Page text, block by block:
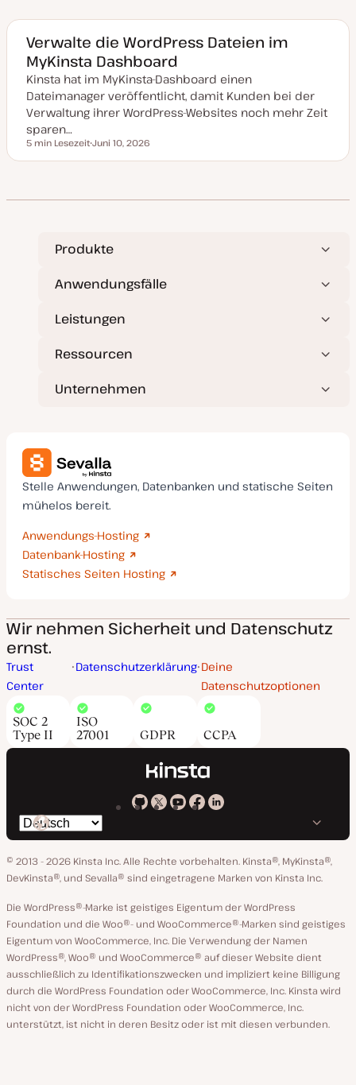
k
t
u
a
i
s
r
t
Verwalte die WordPress Dateien im
MyKinsta Dashboard
Kinsta hat im MyKinsta-Dashboard einen
Dateimanager veröffentlicht, damit Kunden bei der
Verwaltung ihrer WordPress-Websites noch mehr Zeit
sparen…
Lesezeit
5 min Lesezeit
a
a
a
l
i
t
Juni 10, 2026
Produkte
Anwendungsfälle
Leistungen
Ressourcen
Unternehmen
Stelle Anwendungen, Datenbanken und statische Seiten
mühelos bereit.
Anwendungs-Hosting
Datenbank-Hosting
Statisches Seiten Hosting
Wir nehmen Sicherheit und Datenschutz
ernst.
Trust
Center
Datenschutzerklärung Deine
Datenschutzoptionen
SOC 2
Type II
ISO
27001
GDPR CCPA
Kinsta
GitHub
Kinsta
X
Kinsta
YouTube
Kinsta
Facebook
Kinsta
LinkedIn
Spräche
ändern
© 2013 - 2026 Kinsta Inc. Alle Rechte vorbehalten. Kinsta®, MyKinsta®,
DevKinsta®, und Sevalla® sind eingetragene Marken von Kinsta Inc.
Die WordPress®-Marke ist geistiges Eigentum der WordPress
Foundation und die Woo®- und WooCommerce®-Marken sind geistiges
Eigentum von WooCommerce, Inc. Die Verwendung der Namen
WordPress®, Woo® und WooCommerce® auf dieser Website dient
ausschließlich zu Identifikationszwecken und impliziert keine Billigung
durch die WordPress Foundation oder WooCommerce, Inc. Kinsta wird
nicht von der WordPress Foundation oder WooCommerce, Inc.
unterstützt, ist nicht in deren Besitz oder ist mit diesen verbunden.